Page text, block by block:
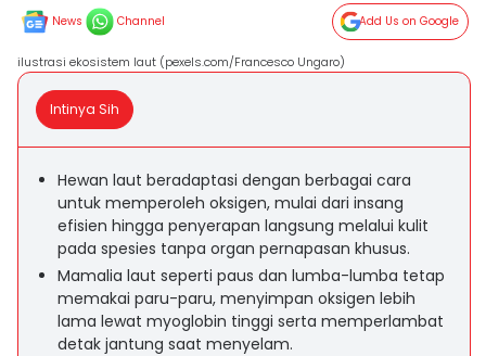
News Channel Add Us on Google
ilustrasi ekosistem laut (pexels.com/Francesco Ungaro)
Intinya Sih
Hewan laut beradaptasi dengan berbagai cara
untuk memperoleh oksigen, mulai dari insang
efisien hingga penyerapan langsung melalui kulit
pada spesies tanpa organ pernapasan khusus.
Mamalia laut seperti paus dan lumba-lumba tetap
memakai paru-paru, menyimpan oksigen lebih
lama lewat myoglobin tinggi serta memperlambat
detak jantung saat menyelam.